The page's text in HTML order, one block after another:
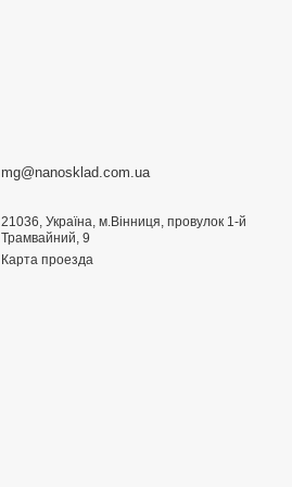
mg@nanosklad.com.ua
21036, Україна, м.Вінниця, провулок 1-й
Трамвайний, 9
Карта проезда